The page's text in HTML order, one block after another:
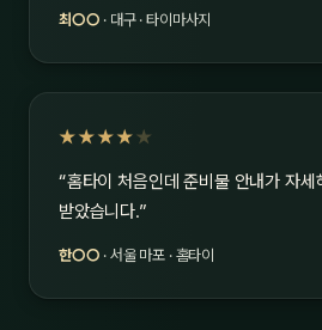
최○○ · 대구 · 타이마사지
★★★★ ★
“홈타이 처음인데 준비물 안내가 자세
받았습니다.”
한○○ · 서울 마포 · 홈타이